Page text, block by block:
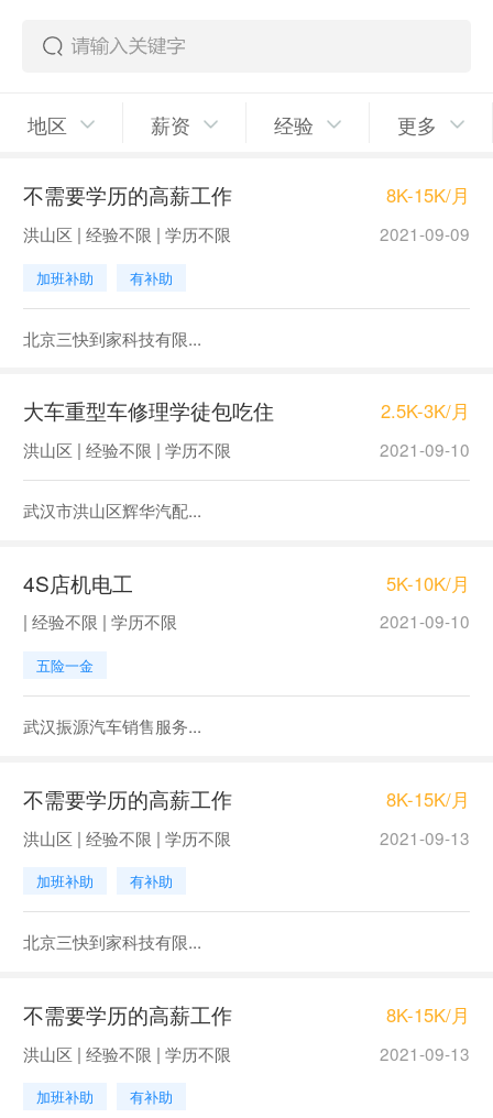
地区 薪资 经验 更多
不需要学历的高薪工作 8K-15K/月
洪山区 | 经验不限 | 学历不限 2021-09-09
加班补助 有补助
北京三快到家科技有限...
大车重型车修理学徒包吃住 2.5K-3K/月
洪山区 | 经验不限 | 学历不限 2021-09-10
武汉市洪山区辉华汽配...
4S店机电工 5K-10K/月
| 经验不限 | 学历不限 2021-09-10
五险一金
武汉振源汽车销售服务...
不需要学历的高薪工作 8K-15K/月
洪山区 | 经验不限 | 学历不限 2021-09-13
加班补助 有补助
北京三快到家科技有限...
不需要学历的高薪工作 8K-15K/月
洪山区 | 经验不限 | 学历不限 2021-09-13
加班补助 有补助